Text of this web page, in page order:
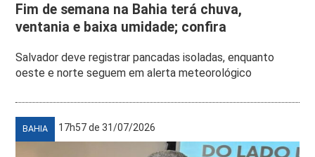
Fim de semana na Bahia terá chuva,
ventania e baixa umidade; confira
Salvador deve registrar pancadas isoladas, enquanto
oeste e norte seguem em alerta meteorológico
BAHIA 17h57 de 31/07/2026